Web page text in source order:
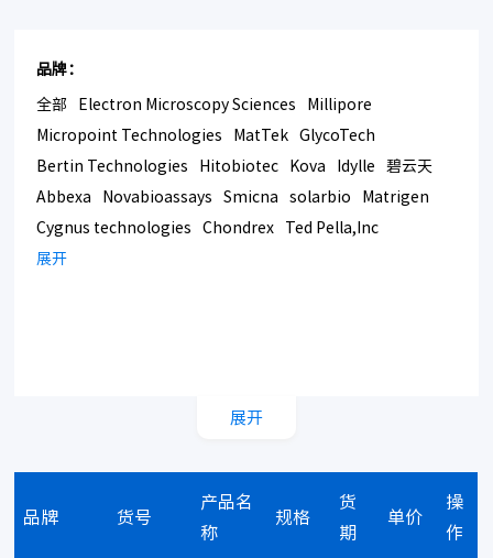
品牌：
全部 Electron Microscopy Sciences
Millipore
Micropoint Technologies
MatTek
GlycoTech
Bertin Technologies
Hitobiotec Kova Idylle
碧云天
Abbexa
Novabioassays Smicna solarbio
Matrigen
Cygnus technologies
Chondrex
Ted Pella,Inc
Bmrsupply
展开
展开
品牌 货号
产品名
称
规格
货
期
单价
操
作